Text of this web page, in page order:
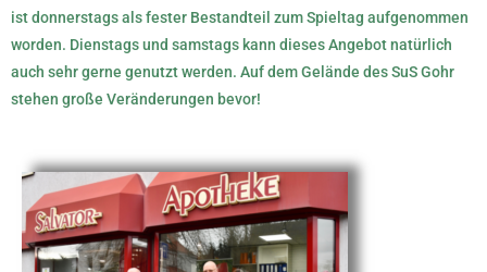
ist donnerstags als fester Bestandteil zum Spieltag aufgenommen
worden. Dienstags und samstags kann dieses Angebot natürlich
auch sehr gerne genutzt werden. Auf dem Gelände des SuS Gohr
stehen große Veränderungen bevor!